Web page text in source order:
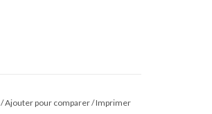
/Ajouter pour comparer/Imprimer